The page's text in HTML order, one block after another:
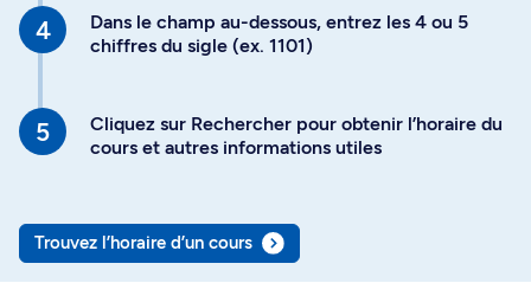
Dans le champ au-dessous, entrez les 4 ou 5
chiffres du sigle (ex. 1101)
Cliquez sur Rechercher pour obtenir l’horaire du
cours et autres informations utiles
Trouvez l’horaire d’un cours